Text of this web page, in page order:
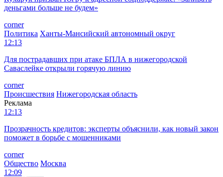
деньгами больше не будем»
corner
Политика Ханты-Мансийский автономный округ
12:13
Для пострадавших при атаке БПЛА в нижегородской
Саваслейке открыли горячую линию
corner
Происшествия Нижегородская область
Реклама
12:13
Прозрачность кредитов: эксперты объяснили, как новый закон
поможет в борьбе с мошенниками
corner
Общество Москва
12:09